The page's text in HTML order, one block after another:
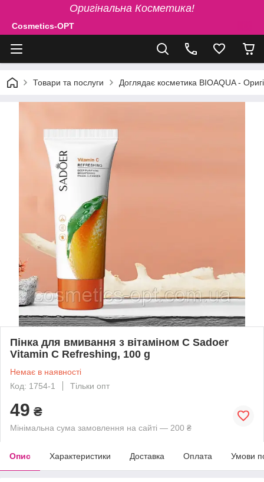
Оригінальна Косметика!
Cosmetics-OPT
Товари та послуги Доглядає косметика BIOAQUA -
Пінка для вмивання з вітаміном С Sadoer
Vitamin C Refreshing, 100 g
Немає в наявності
Код: 1754-1
Тільки опт
49 ₴
Мінімальна сума замовлення на сайті — 200 ₴
Опис Характеристики Доставка Оплата Умови